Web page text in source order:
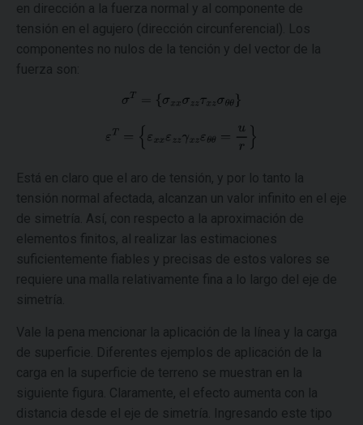
en dirección a la fuerza normal y al componente de
tensión en el agujero (dirección circunferencial). Los
componentes no nulos de la tención y del vector de la
fuerza son:
Está en claro que el aro de tensión, y por lo tanto la
tensión normal afectada, alcanzan un valor infinito en el eje
de simetría. Así, con respecto a la aproximación de
elementos finitos, al realizar las estimaciones
suficientemente fiables y precisas de estos valores se
requiere una malla relativamente fina a lo largo del eje de
simetría.
Vale la pena mencionar la aplicación de la línea y la carga
de superficie. Diferentes ejemplos de aplicación de la
carga en la superficie de terreno se muestran en la
siguiente figura. Claramente, el efecto aumenta con la
distancia desde el eje de simetría. Ingresando este tipo